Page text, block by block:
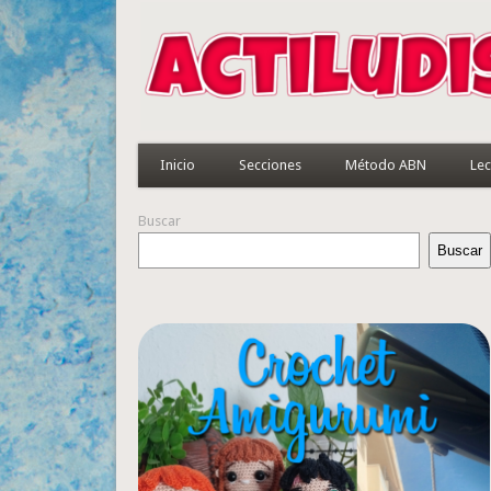
Inicio Secciones Método ABN
Buscar
Buscar